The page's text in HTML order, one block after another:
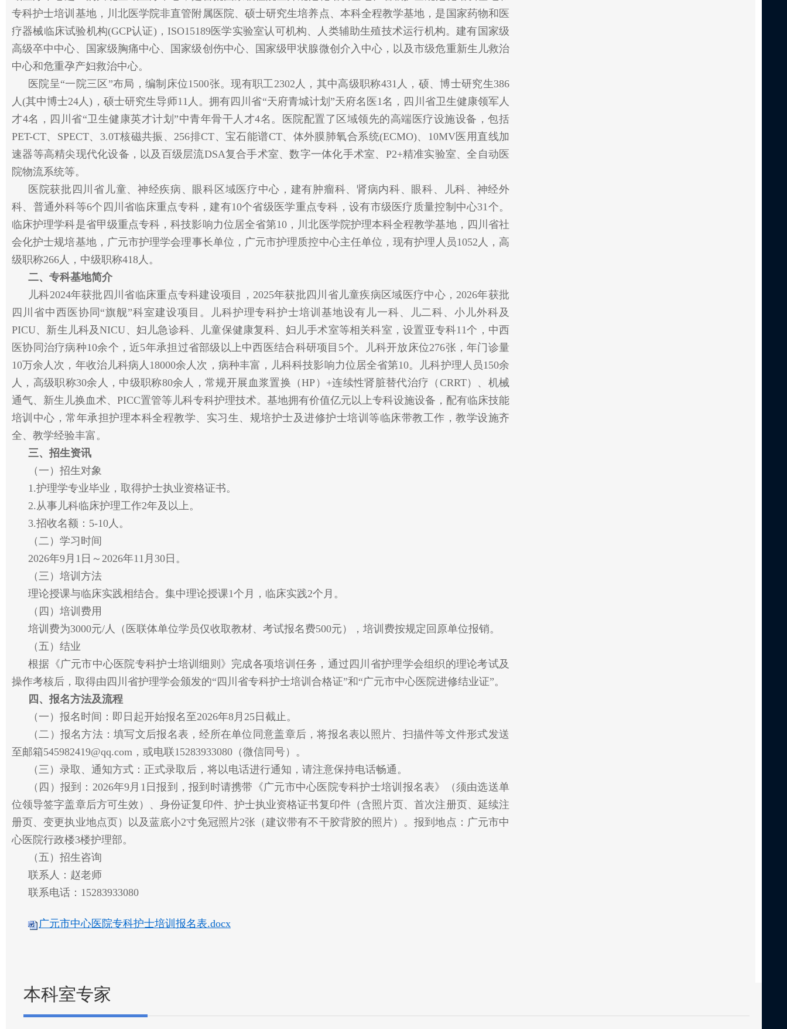
专科护士培训基地，川北医学院非直管附属医院、硕士研究生培养点、本科全程教学基地，是国家药物和医
疗器械临床试验机构(GCP认证)，ISO15189医学实验室认可机构、人类辅助生殖技术运行机构。建有国家级
高级卒中中心、国家级胸痛中心、国家级创伤中心、国家级甲状腺微创介入中心，以及市级危重新生儿救治
中心和危重孕产妇救治中心。
医院呈“一院三区”布局，编制床位1500张。现有职工2302人，其中高级职称431人，硕、博士研究生386
人(其中博士24人)，硕士研究生导师11人。拥有四川省“天府青城计划”天府名医1名，四川省卫生健康领军人
才4名，四川省“卫生健康英才计划”中青年骨干人才4名。医院配置了区域领先的高端医疗设施设备，包括
PET-CT、SPECT、3.0T核磁共振、256排CT、宝石能谱CT、体外膜肺氧合系统(ECMO)、10MV医用直线加
速器等高精尖现代化设备，以及百级层流DSA复合手术室、数字一体化手术室、P2+精准实验室、全自动医
院物流系统等。
医院获批四川省儿童、神经疾病、眼科区域医疗中心，建有肿瘤科、肾病内科、眼科、儿科、神经外
科、普通外科等6个四川省临床重点专科，建有10个省级医学重点专科，设有市级医疗质量控制中心31个。
临床护理学科是省甲级重点专科，科技影响力位居全省第10，川北医学院护理本科全程教学基地，四川省社
会化护士规培基地，广元市护理学会理事长单位，广元市护理质控中心主任单位，现有护理人员1052人，高
级职称266人，中级职称418人。
二、专科基地简介
儿科2024年获批四川省临床重点专科建设项目，2025年获批四川省儿童疾病区域医疗中心，2026年获批
四川省中西医协同“旗舰”科室建设项目。儿科护理专科护士培训基地设有儿一科、儿二科、小儿外科及
PICU、新生儿科及NICU、妇儿急诊科、儿童保健康复科、妇儿手术室等相关科室，设置亚专科11个，中西
医协同治疗病种10余个，近5年承担过省部级以上中西医结合科研项目5个。儿科开放床位276张，年门诊量
10万余人次，年收治儿科病人18000余人次，病种丰富，儿科科技影响力位居全省第10。儿科护理人员150余
人，高级职称30余人，中级职称80余人，常规开展血浆置换（HP）+连续性肾脏替代治疗（CRRT）、机械
通气、新生儿换血术、PICC置管等儿科专科护理技术。基地拥有价值亿元以上专科设施设备，配有临床技能
培训中心，常年承担护理本科全程教学、实习生、规培护士及进修护士培训等临床带教工作，教学设施齐
全、教学经验丰富。
三、招生资讯
（一）招生对象
1.护理学专业毕业，取得护士执业资格证书。
2.从事儿科临床护理工作2年及以上。
3.招收名额：5-10人。
（二）学习时间
2026年9月1日～2026年11月30日。
（三）培训方法
理论授课与临床实践相结合。集中理论授课1个月，临床实践2个月。
（四）培训费用
培训费为3000元/人（医联体单位学员仅收取教材、考试报名费500元），培训费按规定回原单位报销。
（五）结业
根据《广元市中心医院专科护士培训细则》完成各项培训任务，通过四川省护理学会组织的理论考试及
操作考核后，取得由四川省护理学会颁发的“四川省专科护士培训合格证”和“广元市中心医院进修结业证”。
四、报名方法及流程
（一）报名时间：即日起开始报名至2026年8月25日截止。
（二）报名方法：填写文后报名表，经所在单位同意盖章后，将报名表以照片、扫描件等文件形式发送
至邮箱545982419@qq.com，或电联15283933080（微信同号）。
（三）录取、通知方式：正式录取后，将以电话进行通知，请注意保持电话畅通。
（四）报到：2026年9月1日报到，报到时请携带《广元市中心医院专科护士培训报名表》（须由选送单
位领导签字盖章后方可生效）、身份证复印件、护士执业资格证书复印件（含照片页、首次注册页、延续注
册页、变更执业地点页）以及蓝底小2寸免冠照片2张（建议带有不干胶背胶的照片）。报到地点：广元市中
心医院行政楼3楼护理部。
（五）招生咨询
联系人：赵老师
联系电话：15283933080
广元市中心医院专科护士培训报名表.docx
本科室专家